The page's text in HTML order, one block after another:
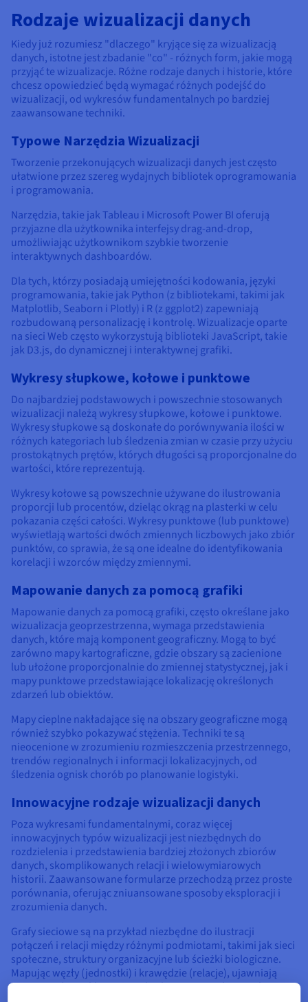
Rodzaje wizualizacji danych
Kiedy już rozumiesz "dlaczego" kryjące się za wizualizacją
danych, istotne jest zbadanie "co" - różnych form, jakie mogą
przyjąć te wizualizacje. Różne rodzaje danych i historie, które
chcesz opowiedzieć będą wymagać różnych podejść do
wizualizacji, od wykresów fundamentalnych po bardziej
zaawansowane techniki.
Typowe Narzędzia Wizualizacji
Tworzenie przekonujących wizualizacji danych jest często
ułatwione przez szereg wydajnych bibliotek oprogramowania
i programowania.
Narzędzia, takie jak Tableau i Microsoft Power BI oferują
przyjazne dla użytkownika interfejsy drag-and-drop,
umożliwiając użytkownikom szybkie tworzenie
interaktywnych dashboardów.
Dla tych, którzy posiadają umiejętności kodowania, języki
programowania, takie jak Python (z bibliotekami, takimi jak
Matplotlib, Seaborn i Plotly) i R (z ggplot2) zapewniają
rozbudowaną personalizację i kontrolę. Wizualizacje oparte
na sieci Web często wykorzystują biblioteki JavaScript, takie
jak D3.js, do dynamicznej i interaktywnej grafiki.
Wykresy słupkowe, kołowe i punktowe
Do najbardziej podstawowych i powszechnie stosowanych
wizualizacji należą wykresy słupkowe, kołowe i punktowe.
Wykresy słupkowe są doskonałe do porównywania ilości w
różnych kategoriach lub śledzenia zmian w czasie przy użyciu
prostokątnych prętów, których długości są proporcjonalne do
wartości, które reprezentują.
Wykresy kołowe są powszechnie używane do ilustrowania
proporcji lub procentów, dzieląc okrąg na plasterki w celu
pokazania części całości. Wykresy punktowe (lub punktowe)
wyświetlają wartości dwóch zmiennych liczbowych jako zbiór
punktów, co sprawia, że są one idealne do identyfikowania
korelacji i wzorców między zmiennymi.
Mapowanie danych za pomocą grafiki
Mapowanie danych za pomocą grafiki, często określane jako
wizualizacja geoprzestrzenna, wymaga przedstawienia
danych, które mają komponent geograficzny. Mogą to być
zarówno mapy kartograficzne, gdzie obszary są zacienione
lub ułożone proporcjonalnie do zmiennej statystycznej, jak i
mapy punktowe przedstawiające lokalizację określonych
zdarzeń lub obiektów.
Mapy cieplne nakładające się na obszary geograficzne mogą
również szybko pokazywać stężenia. Techniki te są
nieocenione w zrozumieniu rozmieszczenia przestrzennego,
trendów regionalnych i informacji lokalizacyjnych, od
śledzenia ognisk chorób po planowanie logistyki.
Innowacyjne rodzaje wizualizacji danych
Poza wykresami fundamentalnymi, coraz więcej
innowacyjnych typów wizualizacji jest niezbędnych do
rozdzielenia i przedstawienia bardziej złożonych zbiorów
danych, skomplikowanych relacji i wielowymiarowych
historii. Zaawansowane formularze przechodzą przez proste
porównania, oferując zniuansowane sposoby eksploracji i
zrozumienia danych.
Grafy sieciowe są na przykład niezbędne do ilustracji
połączeń i relacji między różnymi podmiotami, takimi jak sieci
społeczne, struktury organizacyjne lub ścieżki biologiczne.
Mapując węzły (jednostki) i krawędzie (relacje), ujawniają
wzorce wpływu, klastry i punkty krytyczne w złożonych